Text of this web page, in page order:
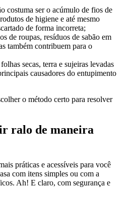
costuma ser o acúmulo de fios de
de higiene e até mesmo
de forma incorreta;
de roupas, resíduos de sabão em
também contribuem para o
secas, terra e sujeiras levadas
causadores do entupimento
o método certo para resolver
ralo de maneira
práticas e acessíveis para você
com itens simples ou com a
Ah! E claro, com segurança e